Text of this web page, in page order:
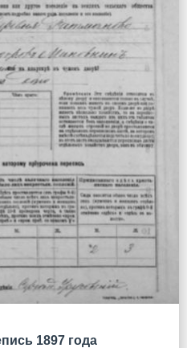
1897 года